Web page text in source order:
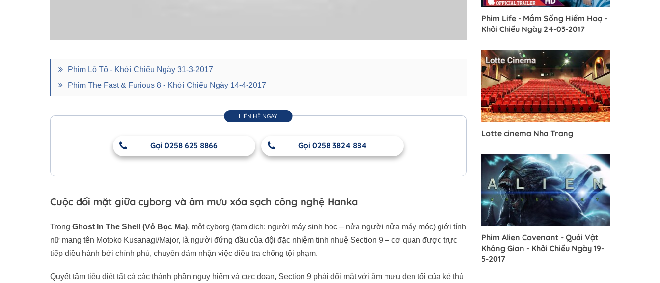
Phim Lô Tô - Khởi Chiếu Ngày 31-3-2017
Phim The Fast & Furious 8 - Khởi Chiếu Ngày 14-4-2017
LIÊN HỆ NGAY
Gọi 0258 625 8866 Gọi 0258 3824 884
Cuộc đối mặt giữa cyborg và âm mưu xóa sạch công nghệ Hanka
Trong Ghost In The Shell (Vỏ Bọc Ma), một cyborg (tạm dịch: người máy sinh học – nửa người nửa máy móc) giới tính
nữ mang tên Motoko Kusanagi/Major, là người đứng đầu của đội đặc nhiệm tinh nhuệ Section 9 – cơ quan được trực
tiếp điều hành bởi chính phủ, chuyên đảm nhận việc điều tra chống tội phạm.
Quyết tâm tiêu diệt tất cả các thành phần nguy hiểm và cực đoan, Section 9 phải đối mặt với âm mưu đen tối của kẻ thù
Phim Life - Mầm Sống Hiểm Hoạ -
Khởi Chiếu Ngày 24-03-2017
Lotte cinema Nha Trang
Phim Alien Covenant - Quái Vật
Không Gian - Khởi Chiếu Ngày 19-
5-2017